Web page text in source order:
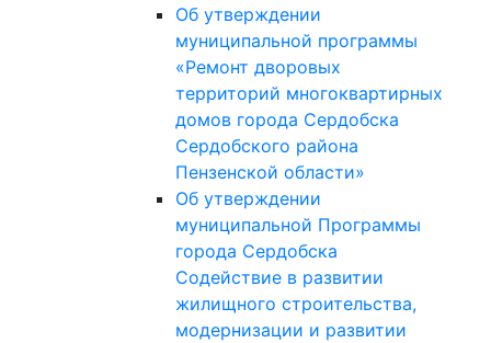
Об утверждении
муниципальной программы
«Ремонт дворовых
территорий многоквартирных
домов города Сердобска
Сердобского района
Пензенской области»
Об утверждении
муниципальной Программы
города Сердобска
Содействие в развитии
жилищного строительства,
модернизации и развитии